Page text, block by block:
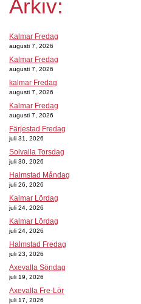
Arkiv:
Kalmar Fredag
augusti 7, 2026
Kalmar Fredag
augusti 7, 2026
kalmar Fredag
augusti 7, 2026
Kalmar Fredag
augusti 7, 2026
Färjestad Fredag
juli 31, 2026
Solvalla Torsdag
juli 30, 2026
Halmstad Måndag
juli 26, 2026
Kalmar Lördag
juli 24, 2026
Kalmar Lördag
juli 24, 2026
Halmstad Fredag
juli 23, 2026
Axevalla Söndag
juli 19, 2026
Axevalla Fre-Lör
juli 17, 2026